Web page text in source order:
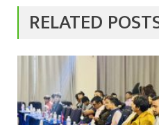
RELATED